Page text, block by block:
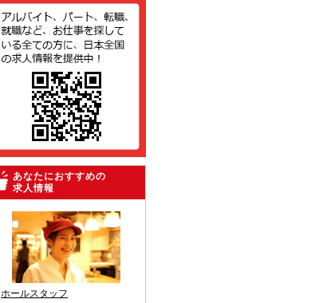
あなたにおすすめの
求人情報
ホールスタッフ